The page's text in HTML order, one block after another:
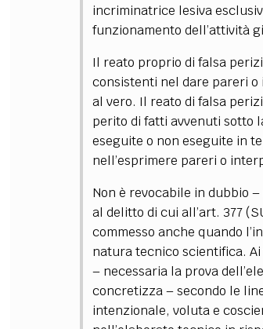
incriminatrice lesiva
funzionamento dell’attività
Il reato proprio di falsa
consistenti nel dare pareri
al vero. Il reato di falsa
perito di fatti avvenuti sotto
eseguite o non eseguite in
nell’esprimere pareri o
Non è revocabile in dubbio –
al delitto di cui all’art. 377
commesso anche quando
natura tecnico scientifica.
–necessaria la prova
concretizza – secondo le
intenzionale, voluta e